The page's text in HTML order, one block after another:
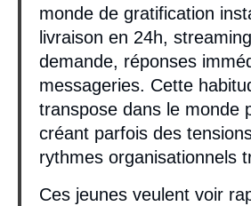
monde de gratification
livraison en 24h,
demande, réponses
messageries. Cette
transpose dans le monde
créant parfois des
rythmes organisationnels
Ces jeunes veulent voir